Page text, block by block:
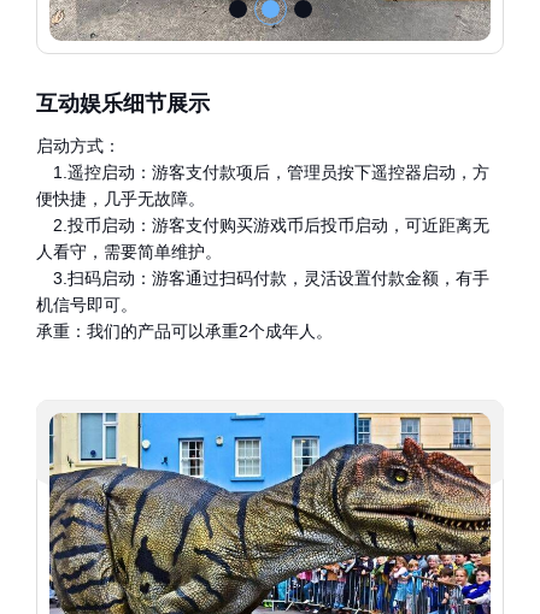
互动娱乐细节展示
启动方式：
1.遥控启动：游客支付款项后，管理员按下遥控器启动，方
便快捷，几乎无故障。
2.投币启动：游客支付购买游戏币后投币启动，可近距离无
人看守，需要简单维护。
3.扫码启动：游客通过扫码付款，灵活设置付款金额，有手
机信号即可。
承重：我们的产品可以承重2个成年人。